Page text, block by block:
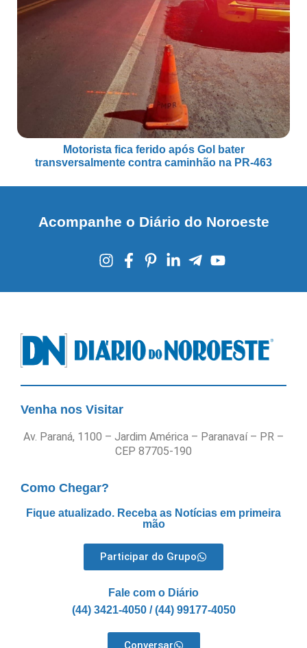
Motorista fica ferido após Gol bater
transversalmente contra caminhão na PR-463
Acompanhe o Diário do Noroeste
Venha nos Visitar
Av. Paraná, 1100 – Jardim América – Paranavaí – PR –
CEP 87705-190
Como Chegar?
Fique atualizado. Receba as Notícias em primeira
mão
Participar do Grupo
Fale com o Diário
(44) 3421-4050 / (44) 99177-4050
Conversar